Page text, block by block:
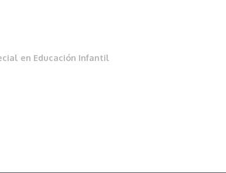
en Educación Infantil